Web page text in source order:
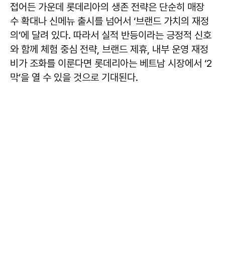
접어든 가운데 롯데리아의 생존 전략은 단순히 매장
수 확대나 신메뉴 출시를 넘어서 ‘브랜드 가치의 재정
의’에 달려 있다. 따라서 실적 반등이라는 긍정적 신호
와 함께 체험 중심 전략, 브랜드 제휴, 내부 운영 재정
비가 조화를 이룬다면 롯데리아는 베트남 시장에서 ‘2
막’을 열 수 있을 것으로 기대된다.